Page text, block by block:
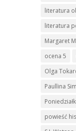
literatura
literatura
Margaret
ocena 5
Olga
Paullina
powieść